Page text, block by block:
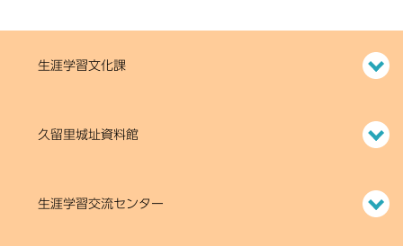
生涯学習文化課
久留里城址資料館
生涯学習交流センター